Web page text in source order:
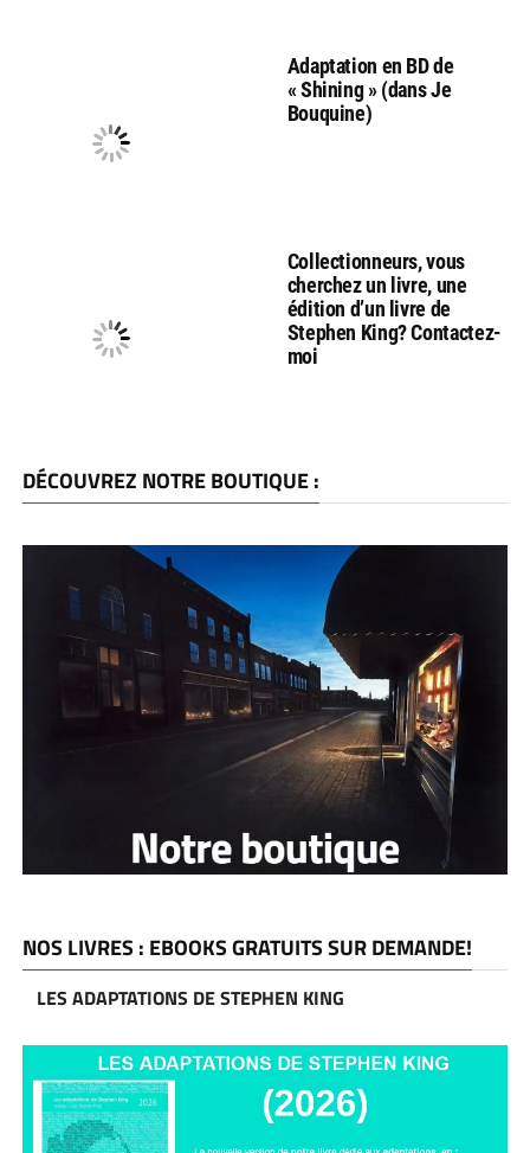
Adaptation en BD de
« Shining » (dans Je
Bouquine)
Collectionneurs, vous
cherchez un livre, une
édition d’un livre de
Stephen King? Contactez-
moi
DÉCOUVREZ NOTRE BOUTIQUE :
NOS LIVRES : EBOOKS GRATUITS SUR DEMANDE!
LES ADAPTATIONS DE STEPHEN KING